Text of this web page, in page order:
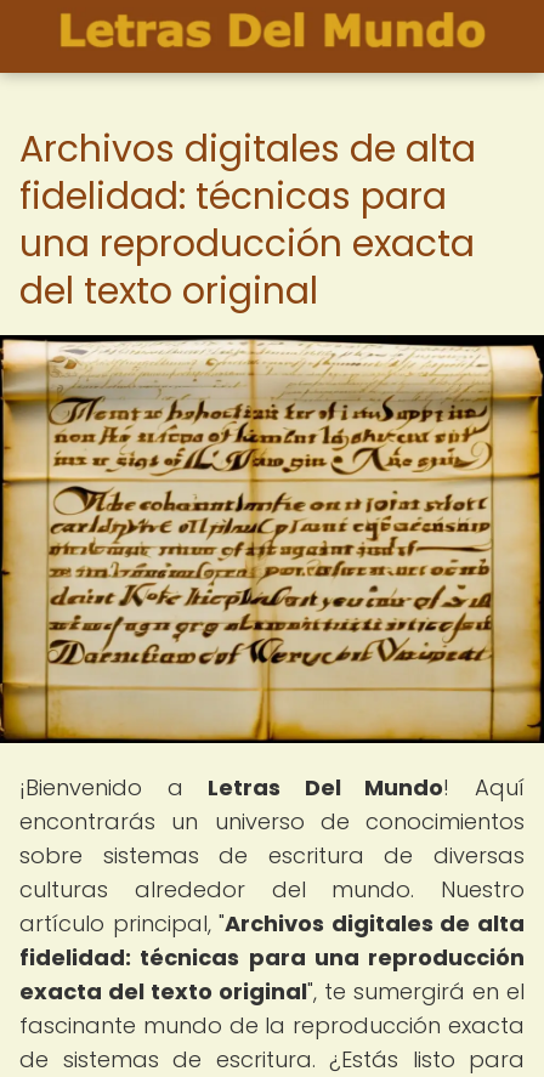
Archivos digitales de alta
fidelidad: técnicas para
una reproducción exacta
del texto original
¡Bienvenido a Letras Del Mundo! Aquí
encontrarás un universo de conocimientos
sobre sistemas de escritura de diversas
culturas alrededor del mundo. Nuestro
artículo principal, "Archivos digitales de alta
fidelidad: técnicas para una reproducción
exacta del texto original", te sumergirá en el
fascinante mundo de la reproducción exacta
de sistemas de escritura. ¿Estás listo para